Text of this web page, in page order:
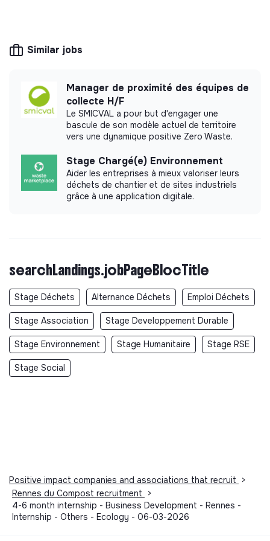
making potential is limited. It may be an
More information
Website
Nonprofit organization
< 15 persons
Ecology
Rennes du Compost did not yet communicate its
impact measurement.
Labels and certifications
Participe au forum Séisme Grand
Did not yet add a transparency document.
Similar jobs
Manager de proximité des équipes de
collecte H/F
Le SMICVAL a pour but d'engager une
bascule de son modèle actuel de territoire
vers une dynamique positive Zero Waste.
Stage Chargé(e) Environnement
Aider les entreprises à mieux valoriser leurs
déchets de chantier et de sites industriels
grâce à une application digitale.
searchLandings.jobPageBlocTitle
Stage Déchets Alternance Déchets Emploi Déchets
Stage Association Stage Developpement Durable
Stage Environnement Stage Humanitaire Stage RSE
Stage Social
Positive impact companies and associations that recruit
>
Rennes du Compost recruitment
>
4-6 month internship - Business Development - Rennes -
Internship - Others - Ecology - 06-03-2026